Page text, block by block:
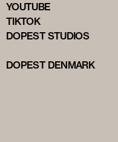
YOUTUBE
TIKTOK
DOPEST STUDIOS
DOPEST DENMARK